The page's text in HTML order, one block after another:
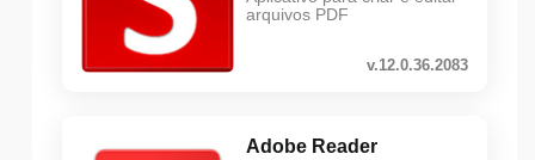
arquivos PDF
v.12.0.36.2083
Adobe Reader